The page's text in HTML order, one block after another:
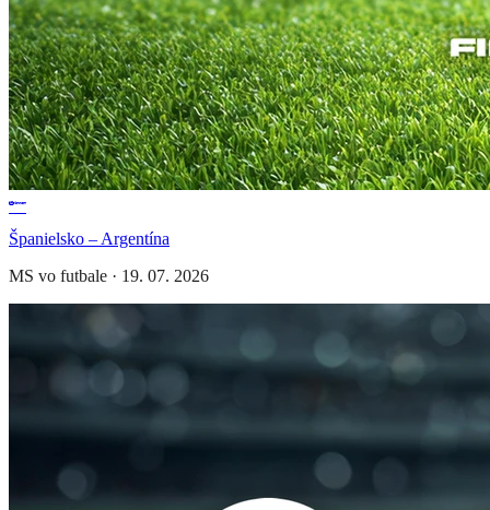
Španielsko – Argentína
MS vo futbale · 19. 07. 2026